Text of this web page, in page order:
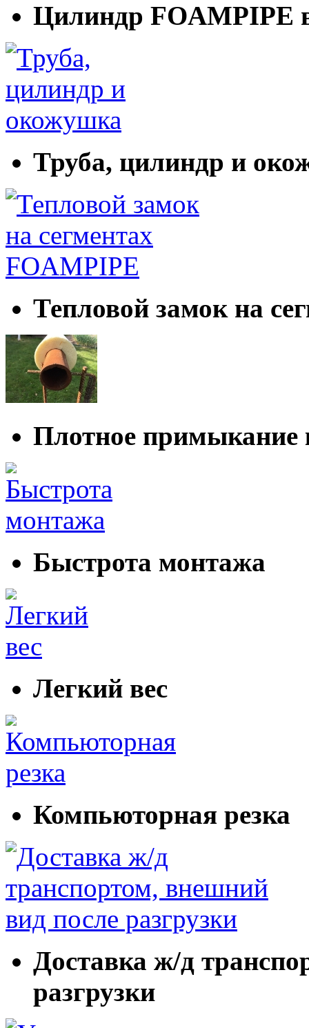
Цилиндр FOAMPIPE
Труба, цилиндр и
Тепловой замок на
Плотное примыкание
Быстрота монтажа
Легкий вес
Компьюторная резка
Доставка ж/д
разгрузки